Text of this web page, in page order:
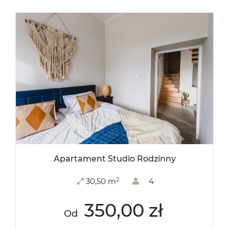
Apartament Studio Rodzinny
30,50 m2 4
Od 350,00 zł